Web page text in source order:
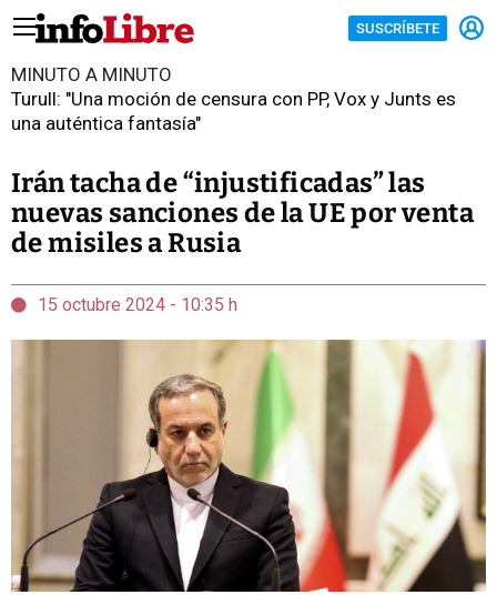
SUSCRÍBETE
MINUTO A MINUTO
Turull: "Una moción de censura con PP, Vox y Junts es
una auténtica fantasía"
Irán tacha de “injustificadas” las
nuevas sanciones de la UE por venta
de misiles a Rusia
15 octubre 2024 - 10:35 h